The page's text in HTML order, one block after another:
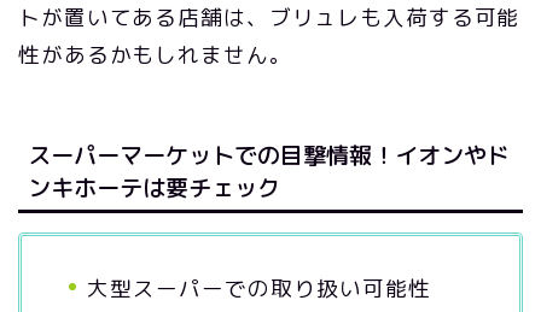
トが置いてある店舗は、ブリュレも入荷する可能
性があるかもしれません。
スーパーマーケットでの目撃情報！イオンやド
ンキホーテは要チェック
大型スーパーでの取り扱い可能性